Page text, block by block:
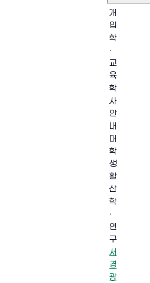
개
입
학
·
교
육
학
사
안
내
대
학
생
활
산
학
·
연
구
서
경
광